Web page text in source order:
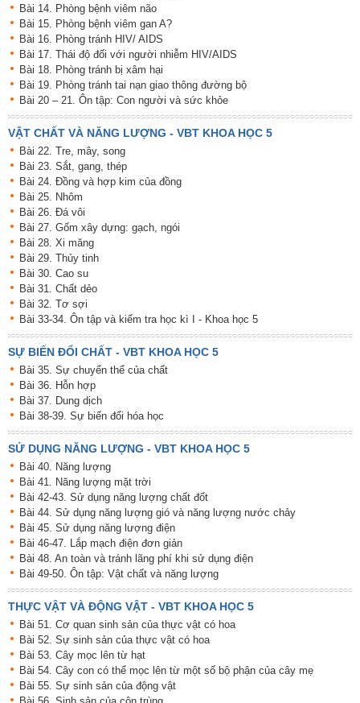
Bài 14. Phòng bệnh viêm não
Bài 15. Phòng bệnh viêm gan A?
Bài 16. Phòng tránh HIV/ AIDS
Bài 17. Thái độ đối với người nhiễm HIV/AIDS
Bài 18. Phòng tránh bị xâm hại
Bài 19. Phòng tránh tai nạn giao thông đường bộ
Bài 20 – 21. Ôn tập: Con người và sức khỏe
VẬT CHẤT VÀ NĂNG LƯỢNG - VBT KHOA HỌC 5
Bài 22. Tre, mây, song
Bài 23. Sắt, gang, thép
Bài 24. Đồng và hợp kim của đồng
Bài 25. Nhôm
Bài 26. Đá vôi
Bài 27. Gốm xây dựng: gạch, ngói
Bài 28. Xi măng
Bài 29. Thủy tinh
Bài 30. Cao su
Bài 31. Chất dẻo
Bài 32. Tơ sợi
Bài 33-34. Ôn tập và kiểm tra học kì I - Khoa học 5
SỰ BIẾN ĐỔI CHẤT - VBT KHOA HỌC 5
Bài 35. Sự chuyển thể của chất
Bài 36. Hỗn hợp
Bài 37. Dung dịch
Bài 38-39. Sự biến đổi hóa học
SỬ DỤNG NĂNG LƯỢNG - VBT KHOA HỌC 5
Bài 40. Năng lượng
Bài 41. Năng lượng mặt trời
Bài 42-43. Sử dụng năng lượng chất đốt
Bài 44. Sử dụng năng lượng gió và năng lượng nước chảy
Bài 45. Sử dụng năng lượng điện
Bài 46-47. Lắp mạch điện đơn giản
Bài 48. An toàn và tránh lãng phí khi sử dụng điện
Bài 49-50. Ôn tập: Vật chất và năng lượng
THỰC VẬT VÀ ĐỘNG VẬT - VBT KHOA HỌC 5
Bài 51. Cơ quan sinh sản của thực vật có hoa
Bài 52. Sự sinh sản của thực vật có hoa
Bài 53. Cây mọc lên từ hạt
Bài 54. Cây con có thể mọc lên từ một số bộ phận của cây mẹ
Bài 55. Sự sinh sản của động vật